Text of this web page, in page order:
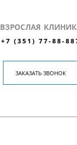
ВЗРОСЛАЯ
+7 (351) 77-88-
ЗАКАЗАТЬ ЗВОНОК